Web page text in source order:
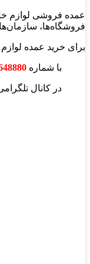
عمده فروشی لوازم
فروشگاه‌ها،
برای خرید عمده
با شماره
در کانال